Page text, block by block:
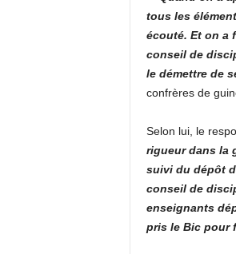
tous les
écouté. Et on a
conseil de
le démettre de
confrères de
Selon lui, le
rigueur dans la
suivi du dépôt
conseil de
enseignants
pris le Bic pour